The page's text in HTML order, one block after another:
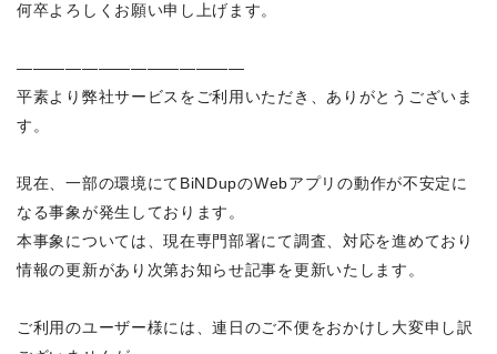
何卒よろしくお願い申し上げます。
——————————————
平素より弊社サービスをご利用いただき、ありがとうございま
す。
現在、一部の環境にてBiNDupのWebアプリの動作が不安定に
なる事象が発生しております。
本事象については、現在専門部署にて調査、対応を進めており
情報の更新があり次第お知らせ記事を更新いたします。
ご利用のユーザー様には、連日のご不便をおかけし大変申し訳